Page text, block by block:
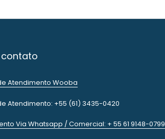
contato
Atendimento Wooba
Atendimento: +55 (61) 3435-0420
Via Whatsapp / Comercial: + 55 61 9148-0799